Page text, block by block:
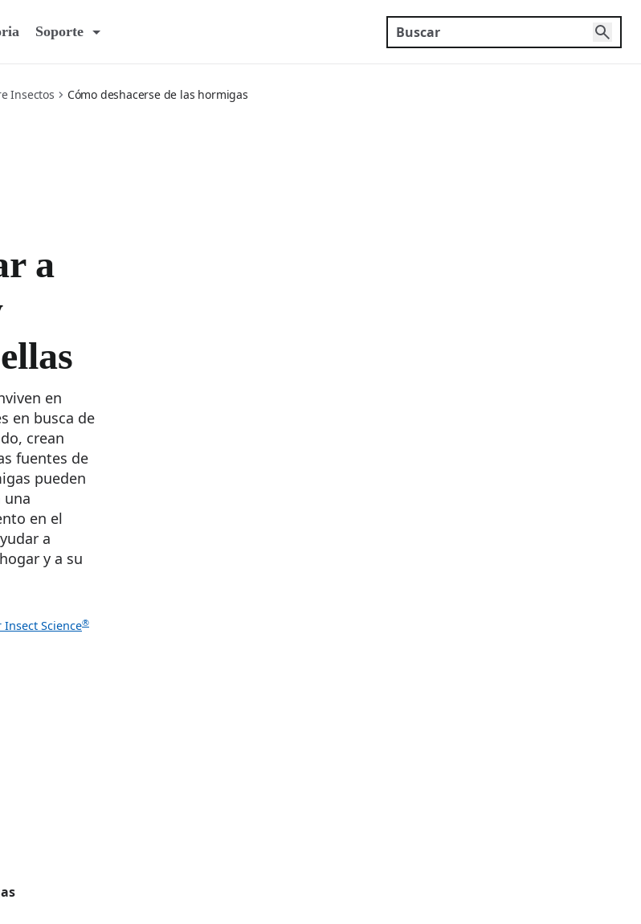
Soporte
Insectos Cómo deshacerse de las hormigas
a
en
en busca de
crean
fuentes de
pueden
una
en el
a
y a su
Science®